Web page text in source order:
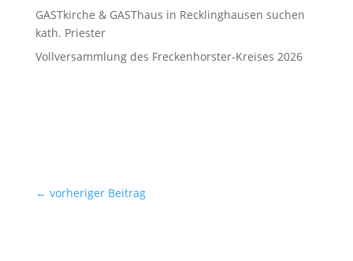
GASTkirche & GASThaus in Recklinghausen suchen
kath. Priester
Vollversammlung des Freckenhorster-Kreises 2026
← vorheriger Beitrag